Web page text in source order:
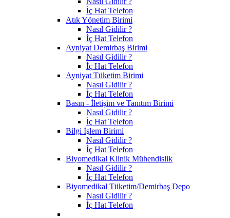
İç Hat Telefon
Atık Yönetim Birimi
Nasıl Gidilir ?
İç Hat Telefon
Ayniyat Demirbaş Birimi
Nasıl Gidilir ?
İç Hat Telefon
Ayniyat Tüketim Birimi
Nasıl Gidilir ?
İç Hat Telefon
Basın - İletişim ve Tanıtım Birimi
Nasıl Gidilir ?
İç Hat Telefon
Bilgi İşlem Birimi
Nasıl Gidilir ?
İç Hat Telefon
Biyomedikal Klinik Mühendislik
Nasıl Gidilir ?
İç Hat Telefon
Biyomedikal Tüketim/Demirbaş Depo
Nasıl Gidilir ?
İç Hat Telefon